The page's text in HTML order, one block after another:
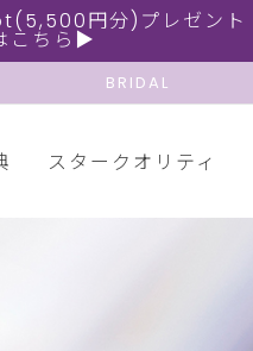
円分)プレゼント
こちら▶
BRIDAL
スタークオリティ